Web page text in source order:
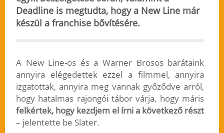
Deadline is megtudta, hogy a New Line már
készül a franchise bővítésére.
A New Line-os és a Warner Brosos barátaink
annyira elégedettek ezzel a filmmel, annyira
izgatottak, annyira meg vannak győződve arról,
hogy hatalmas rajongói tábor várja, hogy máris
felkértek, hogy kezdjem el írni a következő részt
– jelentette be Slater.